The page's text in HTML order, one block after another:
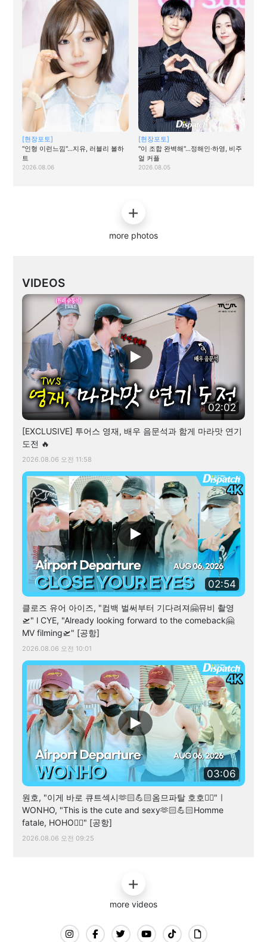
[현장포토]
"인형 이런느낌"…지유, 러블리 볼하
트
2026.08.06
[현장포토]
"이 조합 완벽해"…정해인·하영, 비주
얼 커플
2026.08.05
more photos
VIDEOS
02:02
[EXCLUSIVE] 투어스 영재, 배우 음문석과 함게 마라맛 연기
도전 🔥
2026.08.06 오전 11:58
02:54
클로즈 유어 아이즈, "컴백 벌써부터 기다려져🤗뮤비 촬영
🛫" l CYE, "Already looking forward to the comeback🤗
MV filming🛫" [공항]
2026.08.06 오전 10:01
03:06
원호, "이게 바로 큐트섹시🫶🏻💪🏻옴므파탈 호호✌🏻"ㅣ
WONHO, "This is the cute and sexy🫶🏻💪🏻Homme
fatale, HOHO✌🏻" [공항]
2026.08.06 오전 09:25
more videos